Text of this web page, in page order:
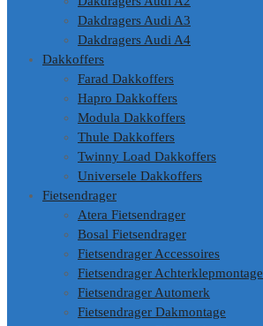
Dakdragers Audi A3
Dakdragers Audi A4
Dakkoffers
Farad Dakkoffers
Hapro Dakkoffers
Modula Dakkoffers
Thule Dakkoffers
Twinny Load Dakkoffers
Universele Dakkoffers
Fietsendrager
Atera Fietsendrager
Bosal Fietsendrager
Fietsendrager Accessoires
Fietsendrager Achterklepmontage
Fietsendrager Automerk
Fietsendrager Dakmontage